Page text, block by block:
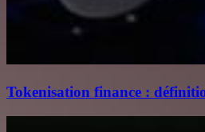
Tokenisation finance :